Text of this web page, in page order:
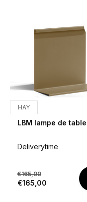
HAY
LBM lampe de table
Deliverytime
€165,00
€165,00